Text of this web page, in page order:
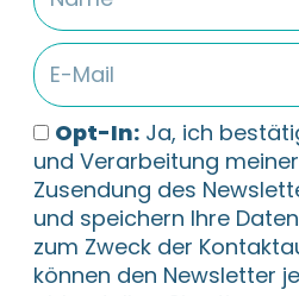
E-
Mail
Opt-
In
Opt-In:Ja, ich
und Verarbeitung
Zusendung des
und speichern Ihre
zum Zweck der
können den Newsletter